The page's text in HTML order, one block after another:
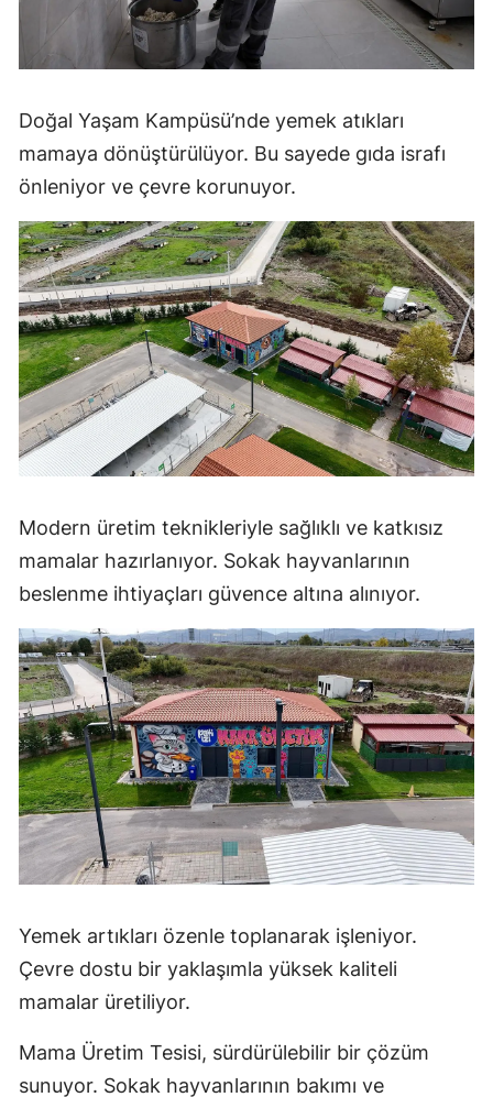
Doğal Yaşam Kampüsü’nde yemek atıkları
mamaya dönüştürülüyor. Bu sayede gıda israfı
önleniyor ve çevre korunuyor.
Modern üretim teknikleriyle sağlıklı ve katkısız
mamalar hazırlanıyor. Sokak hayvanlarının
beslenme ihtiyaçları güvence altına alınıyor.
Yemek artıkları özenle toplanarak işleniyor.
Çevre dostu bir yaklaşımla yüksek kaliteli
mamalar üretiliyor.
Mama Üretim Tesisi, sürdürülebilir bir çözüm
sunuyor. Sokak hayvanlarının bakımı ve